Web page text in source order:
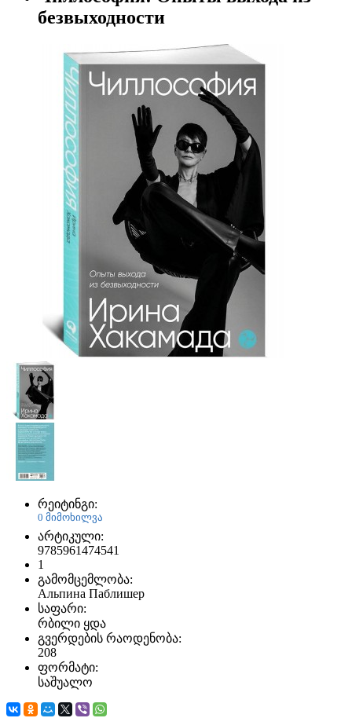
безвыходности
რეიტინგი:
0 მიმოხილვა
არტიკული:
9785961474541
1
გამომცემლობა:
Альпина Паблишер
საფარი:
რბილი ყდა
გვერდების რაოდენობა:
208
ფორმატი:
საშუალო